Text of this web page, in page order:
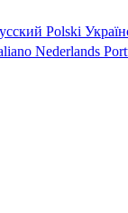
Polski
Nederlands